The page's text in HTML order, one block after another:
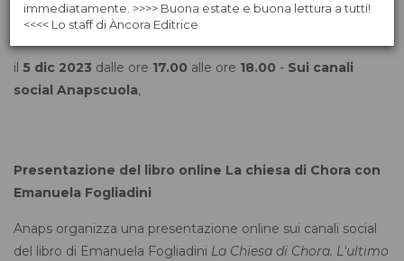
il 5 dic 2023 dalle ore 17.00 alle ore 18.00 - Sui canali
social Anapscuola,
Presentazione del libro online La chiesa di Chora con
Emanuela Fogliadini
Anaps organizza una presentazione online sui canali social
del libro di Emanuela Fogliadini La Chiesa di Chora. L'ultimo
immediatamente. >>>> Buona estate e buona lettura a tutti!
<<<< Lo staff di Àncora Editrice